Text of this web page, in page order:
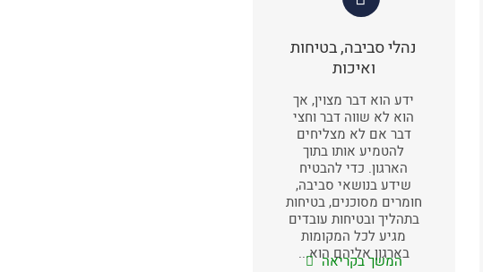
נהלי סביבה, בטיחות
ואיכות
ידע הוא דבר מצוין, אך
הוא לא שווה דבר וחצי
דבר אם לא מצליחים
להטמיע אותו בתוך
הארגון. כדי להבטיח
שידע בנושאי סביבה,
חומרים מסוכנים, בטיחות
בתהליך ובטיחות עובדים
מגיע לכל המקומות
בארגון אליהם הוא...
המשך בקריאה